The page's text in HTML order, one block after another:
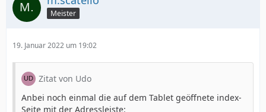
Meister
19. Januar 2022 um 19:02
Zitat von Udo
Anbei noch einmal die auf dem Tablet geöffnete index-
Seite mit der Adressleiste: